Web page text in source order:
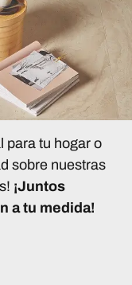
para tu hogar o
sobre nuestras
¡Juntos
a tu medida!